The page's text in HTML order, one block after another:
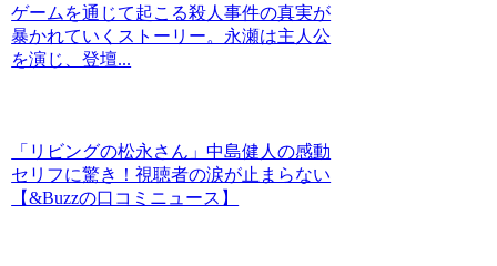
ゲームを通じて起こる殺人事件の真実が
暴かれていくストーリー。永瀬は主人公
を演じ、登壇...
「リビングの松永さん」中島健人の感動
セリフに驚き！視聴者の涙が止まらない
【&Buzzの口コミニュース】